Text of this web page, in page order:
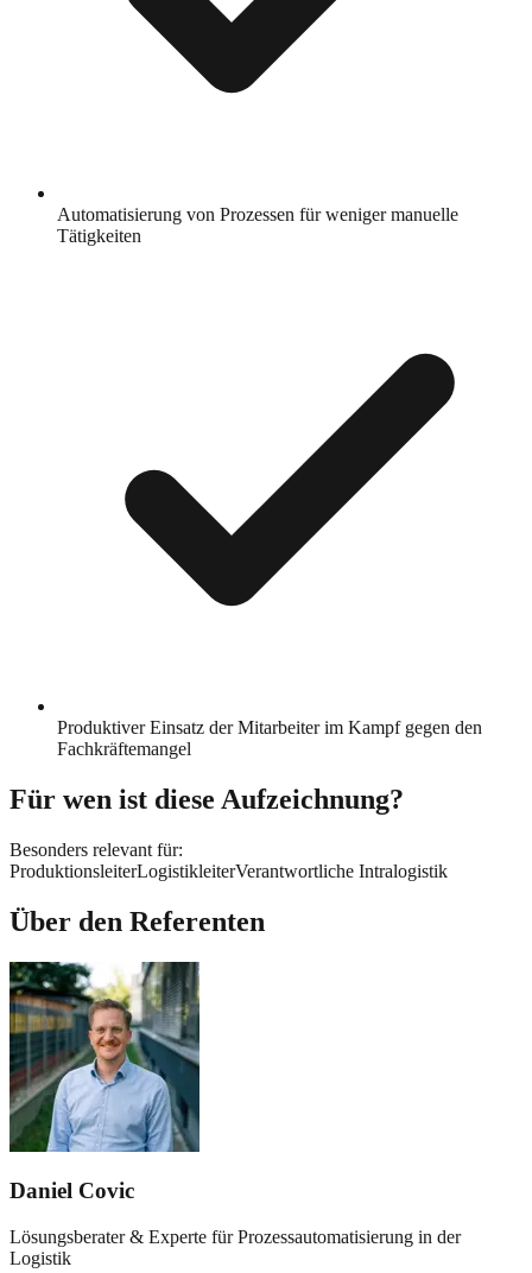
Automatisierung von Prozessen für weniger manuelle
Tätigkeiten
Produktiver Einsatz der Mitarbeiter im Kampf gegen den
Fachkräftemangel
Für wen ist diese Aufzeichnung?
Besonders relevant für:
ProduktionsleiterLogistikleiterVerantwortliche Intralogistik
Über den Referenten
Daniel Covic
Lösungsberater & Experte für Prozessautomatisierung in der
Logistik